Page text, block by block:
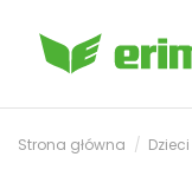
Strona główna